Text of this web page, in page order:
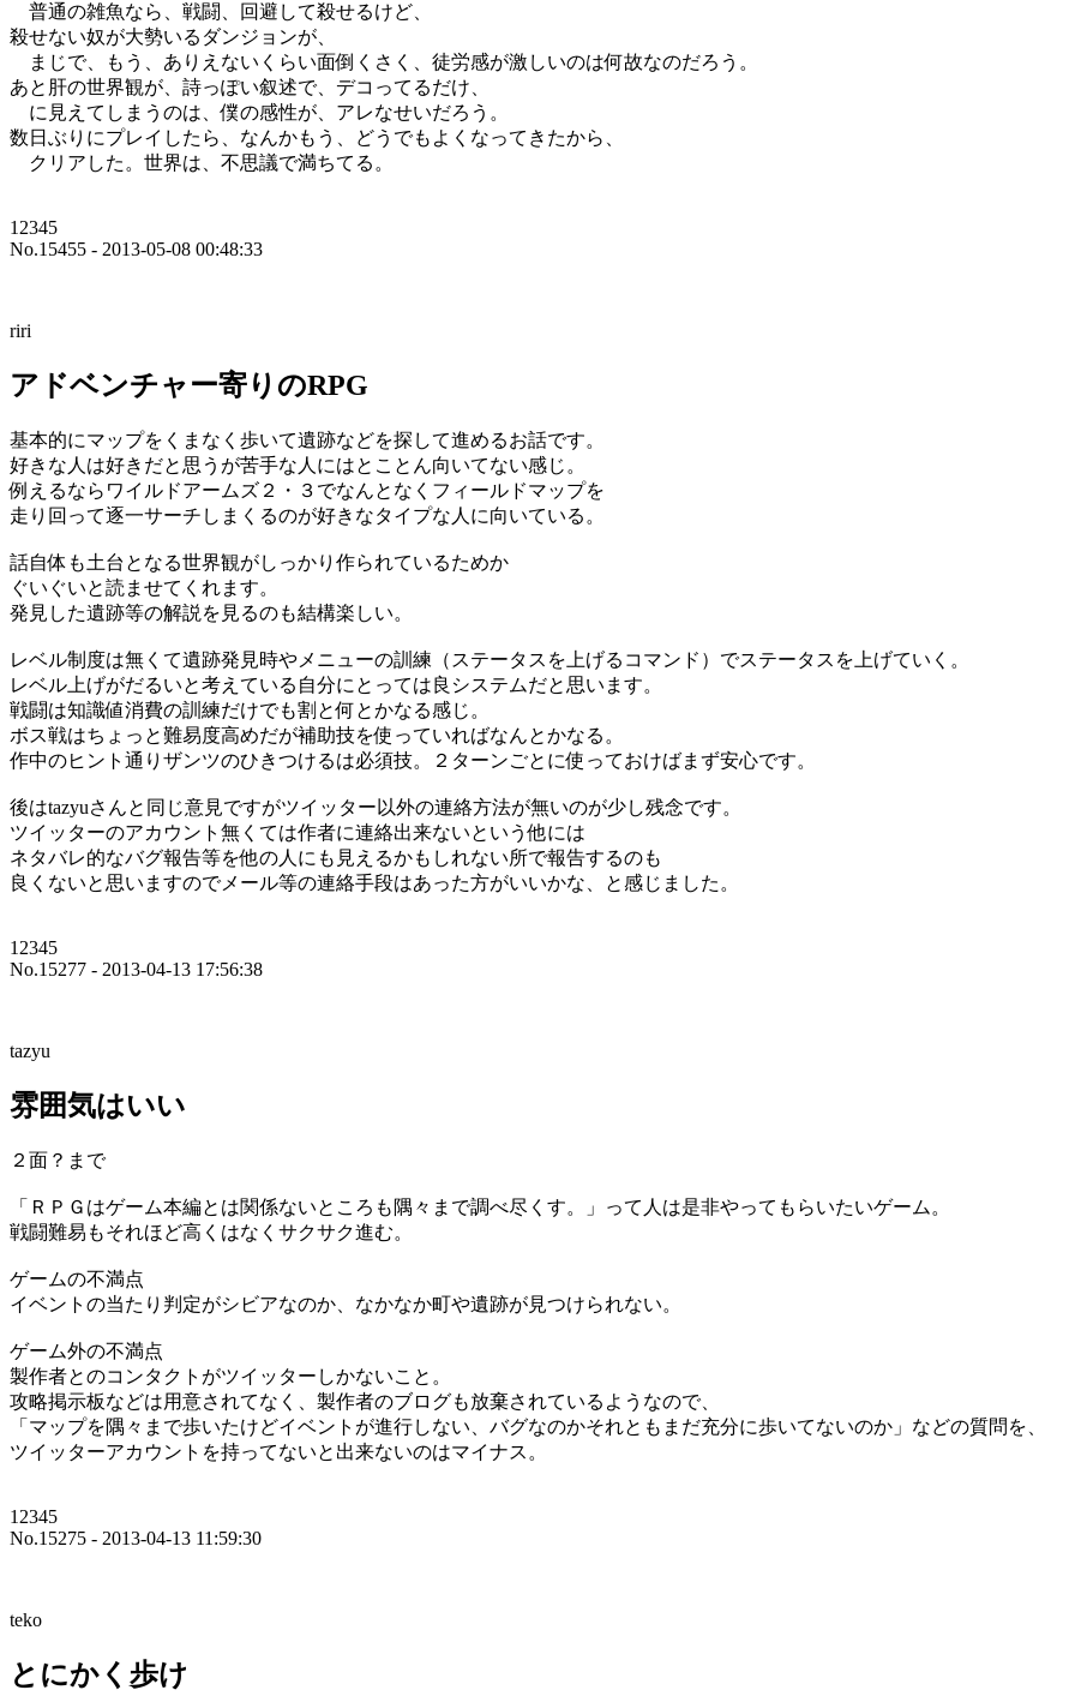
普通の雑魚なら、戦闘、回避して殺せるけど、
殺せない奴が大勢いるダンジョンが、
まじで、もう、ありえないくらい面倒くさく、徒労感が激しいのは何故なのだろう。
あと肝の世界観が、詩っぽい叙述で、デコってるだけ、
に見えてしまうのは、僕の感性が、アレなせいだろう。
数日ぶりにプレイしたら、なんかもう、どうでもよくなってきたから、
クリアした。世界は、不思議で満ちてる。
12345
No.15455 - 2013-05-08 00:48:33
riri
アドベンチャー寄りのRPG
基本的にマップをくまなく歩いて遺跡などを探して進めるお話です。
好きな人は好きだと思うが苦手な人にはとことん向いてない感じ。
例えるならワイルドアームズ２・３でなんとなくフィールドマップを
走り回って逐一サーチしまくるのが好きなタイプな人に向いている。
話自体も土台となる世界観がしっかり作られているためか
ぐいぐいと読ませてくれます。
発見した遺跡等の解説を見るのも結構楽しい。
レベル制度は無くて遺跡発見時やメニューの訓練（ステータスを上げるコマンド）でステータスを上げていく。
レベル上げがだるいと考えている自分にとっては良システムだと思います。
戦闘は知識値消費の訓練だけでも割と何とかなる感じ。
ボス戦はちょっと難易度高めだが補助技を使っていればなんとかなる。
作中のヒント通りザンツのひきつけるは必須技。２ターンごとに使っておけばまず安心です。
後はtazyuさんと同じ意見ですがツイッター以外の連絡方法が無いのが少し残念です。
ツイッターのアカウント無くては作者に連絡出来ないという他には
ネタバレ的なバグ報告等を他の人にも見えるかもしれない所で報告するのも
良くないと思いますのでメール等の連絡手段はあった方がいいかな、と感じました。
12345
No.15277 - 2013-04-13 17:56:38
tazyu
雰囲気はいい
２面？まで
「ＲＰＧはゲーム本編とは関係ないところも隅々まで調べ尽くす。」って人は是非やってもらいたいゲーム。
戦闘難易もそれほど高くはなくサクサク進む。
ゲームの不満点
イベントの当たり判定がシビアなのか、なかなか町や遺跡が見つけられない。
ゲーム外の不満点
製作者とのコンタクトがツイッターしかないこと。
攻略掲示板などは用意されてなく、製作者のブログも放棄されているようなので、
「マップを隅々まで歩いたけどイベントが進行しない、バグなのかそれともまだ充分に歩いてないのか」などの質問を、
ツイッターアカウントを持ってないと出来ないのはマイナス。
12345
No.15275 - 2013-04-13 11:59:30
teko
とにかく歩け